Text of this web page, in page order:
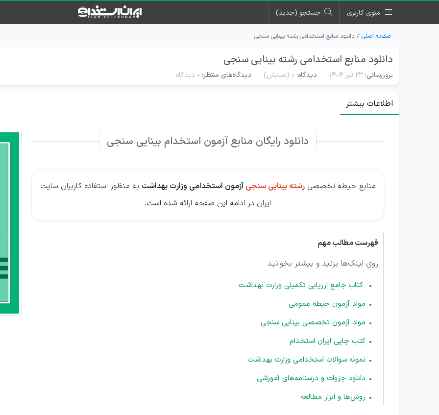
منوی کاربری جستجو (جدید)
صفحه اصلی دانلود منابع استخدامی رشته بینایی سنجی
دانلود منابع استخدامی رشته بینایی سنجی
بروزرسانی: ۲۳ تیر ۱۴۰۴ دیدگاه: 0 (نمایش) دیدگاه‌های منتظر: ۰ دیدگاه
اطلاعات بیشتر
دانلود رایگان منابع آزمون استخدام بینایی سنجی
منابع حیطه تخصصیرشته بینایی سنجی آزمون استخدامی وزارت بهداشت به منظور استفاده کاربران سایت
ایران در ادامه این صفحه ارائه شده است.
فهرست مطالب مهم
روی لینک‌ها بزنید و بیشتر بخوانید
کتاب جامع ارزیابی تکمیلی وزارت بهداشت
مواد آزمون حیطه عمومی
مواد آزمون تخصصی بینایی سنجی
کتب چاپی ایران استخدام
نمونه سوالات استخدامی وزارت بهداشت
دانلود جزوات و درسنامه‌های آموزشی
روش‌ها و ابزار مطالعه